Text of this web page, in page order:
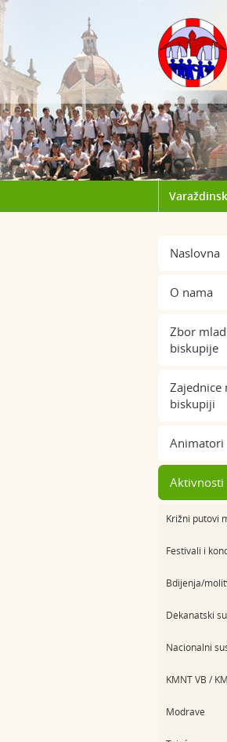
Naslovna
O nama
Zbor
biskupije
Zajednice
biskupiji
Animatori
Aktivnosti
Križni putovi
Festivali i
Bdijenja/
Dekanatski
Nacionalni
KMNT VB /
Modrave